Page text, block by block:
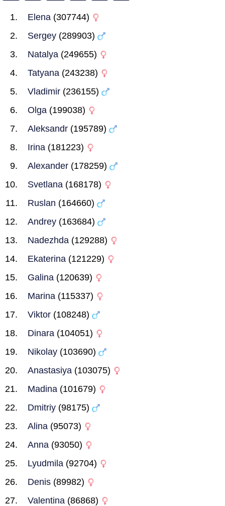
Elena (307744)
Sergey (289903)
Natalya (249655)
Tatyana (243238)
Vladimir (236155)
Olga (199038)
Aleksandr (195789)
Irina (181223)
Alexander (178259)
Svetlana (168178)
Ruslan (164660)
Andrey (163684)
Nadezhda (129288)
Ekaterina (121229)
Galina (120639)
Marina (115337)
Viktor (108248)
Dinara (104051)
Nikolay (103690)
Anastasiya (103075)
Madina (101679)
Dmitriy (98175)
Alina (95073)
Anna (93050)
Lyudmila (92704)
Denis (89982)
Valentina (86868)